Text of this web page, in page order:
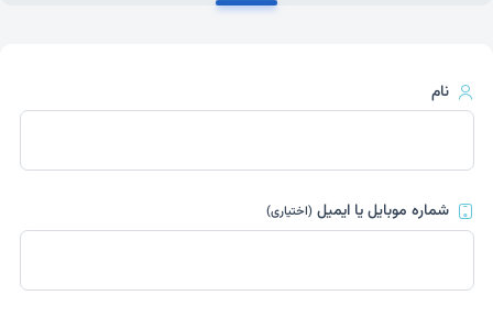
نام
شماره موبایل یا ایمیل(اختیاری)